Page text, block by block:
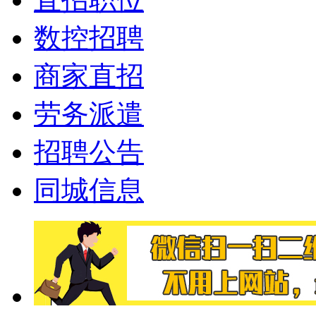
数控招聘
商家直招
劳务派遣
招聘公告
同城信息